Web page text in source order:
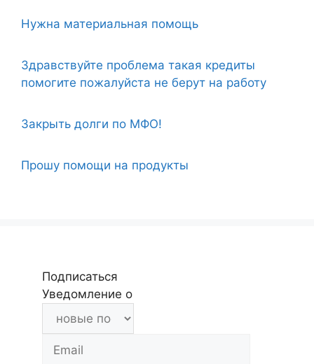
Нужна материальная помощь
Здравствуйте проблема такая кредиты
помогите пожалуйста не берут на работу
Закрыть долги по МФО!
Прошу помощи на продукты
Подписаться
Уведомление о